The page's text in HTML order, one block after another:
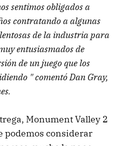
sentimos obligados a
contratando a algunas
de la industria para
entusiasmados de
de un juego que los
" comentó Dan Gray,
Monument Valley 2
podemos considerar